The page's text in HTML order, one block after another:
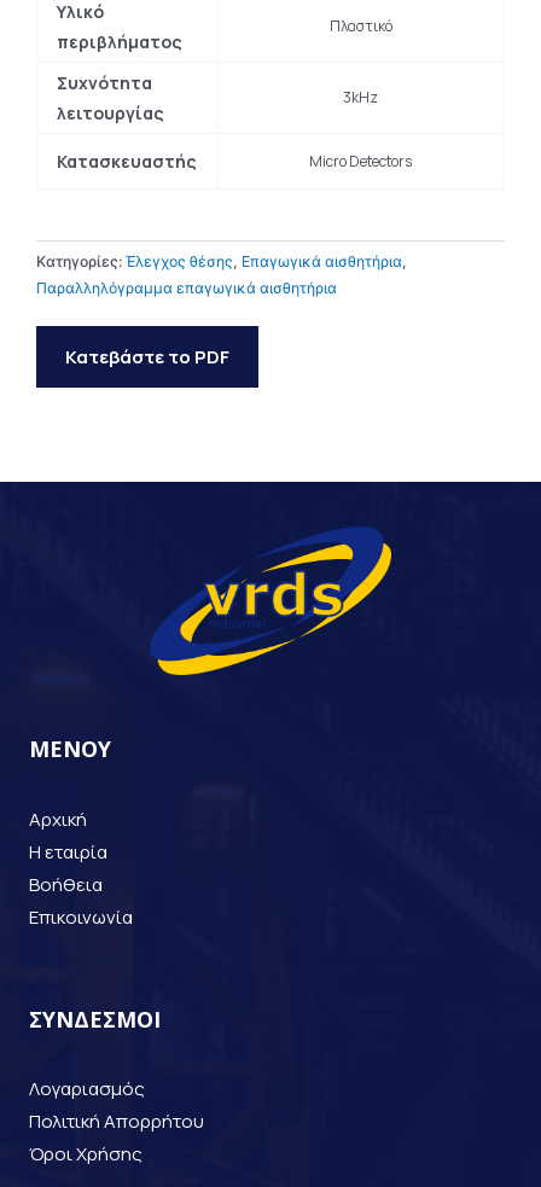
Υλικό
περιβλήματος
Πλαστικό
Συχνότητα
λειτουργίας
3kHz
Κατασκευαστής Micro Detectors
Κατηγορίες: Έλεγχος θέσης, Επαγωγικά αισθητήρια,
Παραλληλόγραμμα επαγωγικά αισθητήρια
Κατεβάστε το PDF
ΜΕΝΟΥ
Αρχική
Η εταιρία
Βοήθεια
Επικοινωνία
ΣΥΝΔΕΣΜΟΙ
Λογαριασμός
Πολιτική Απορρήτου
Όροι Χρήσης